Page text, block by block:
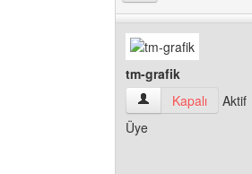
tm-grafik
tm-grafikKapalı
Aktif
Üye